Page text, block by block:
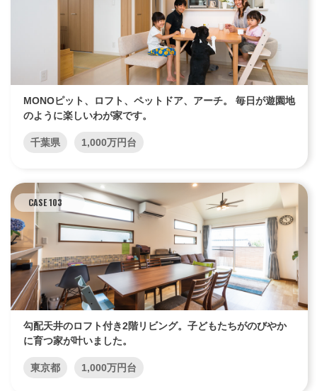
MONOピット、ロフト、ペットドア、アーチ。 毎日が遊園地
のように楽しいわが家です。
千葉県 1,000万円台
CASE 103
勾配天井のロフト付き2階リビング。子どもたちがのびやか
に育つ家が叶いました。
東京都 1,000万円台